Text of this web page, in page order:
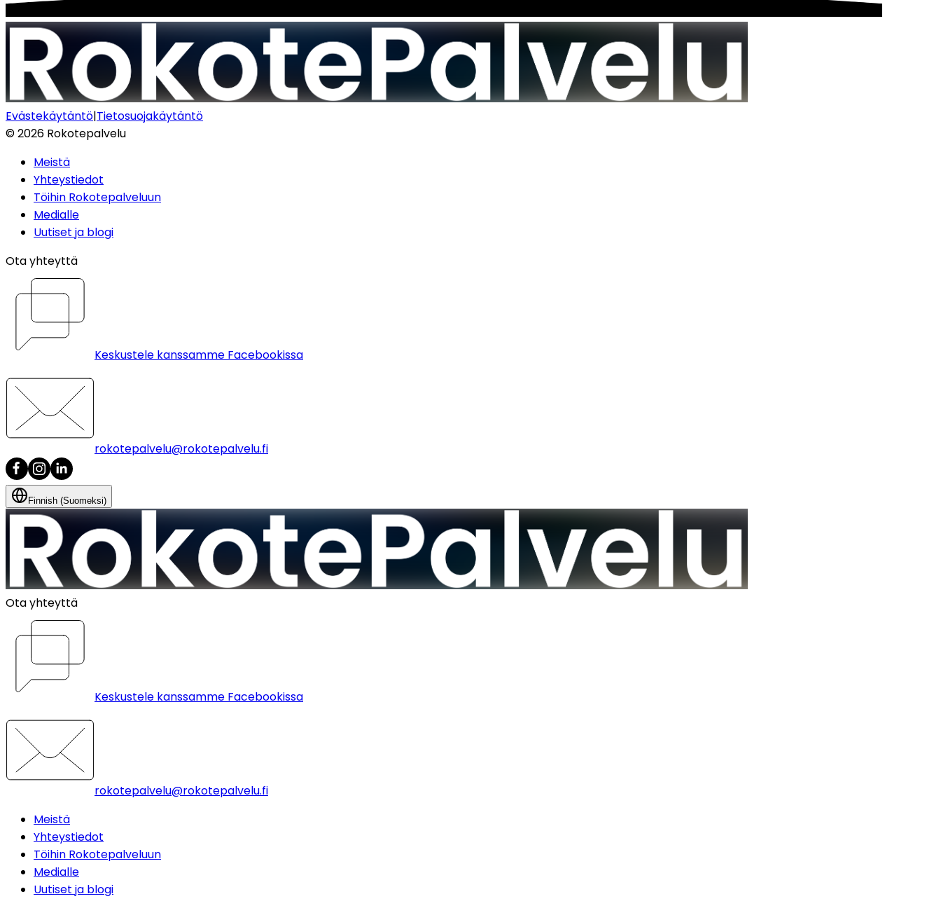
Evästekäytäntö|Tietosuojakäytäntö
©2026 Rokotepalvelu
Meistä
Yhteystiedot
Töihin Rokotepalveluun
Medialle
Uutiset ja blogi
Ota yhteyttä
Keskustele kanssamme Facebookissa
rokotepalvelu@rokotepalvelu.fi
Finnish (Suomeksi)
Ota yhteyttä
Keskustele kanssamme Facebookissa
rokotepalvelu@rokotepalvelu.fi
Meistä
Yhteystiedot
Töihin Rokotepalveluun
Medialle
Uutiset ja blogi